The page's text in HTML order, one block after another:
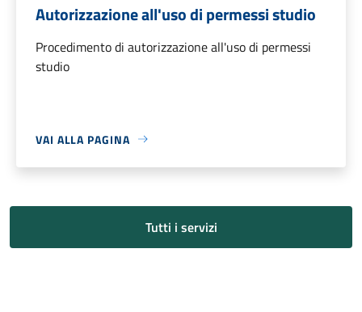
Autorizzazione all'uso di permessi studio
Procedimento di autorizzazione all'uso di permessi
studio
VAI ALLA PAGINA
Tutti i servizi